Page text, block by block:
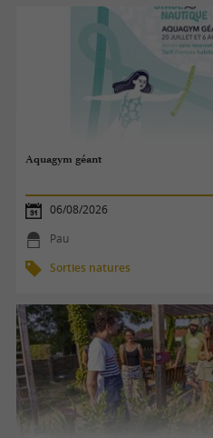
Aquagym géant
06/08/2026
Pau
Sorties natures